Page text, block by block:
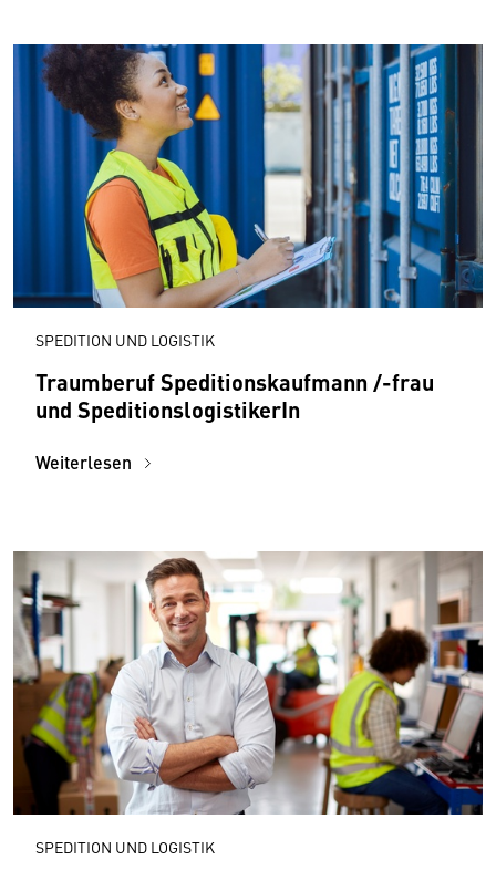
SPEDITION UND LOGISTIK
Traumberuf Speditionskaufmann /-frau
und SpeditionslogistikerIn
Weiterlesen
SPEDITION UND LOGISTIK